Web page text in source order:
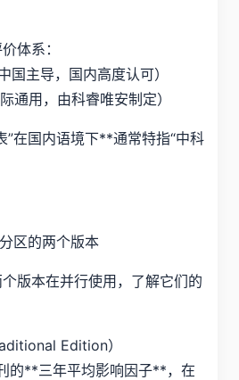
体系：
国主导，国内高度认可）
通用，由科睿唯安制定）
”在国内语境下**通常特指“中科
区的两个版本
版本在并行使用，了解它们的
Edition）
的**三年平均影响因子**，在